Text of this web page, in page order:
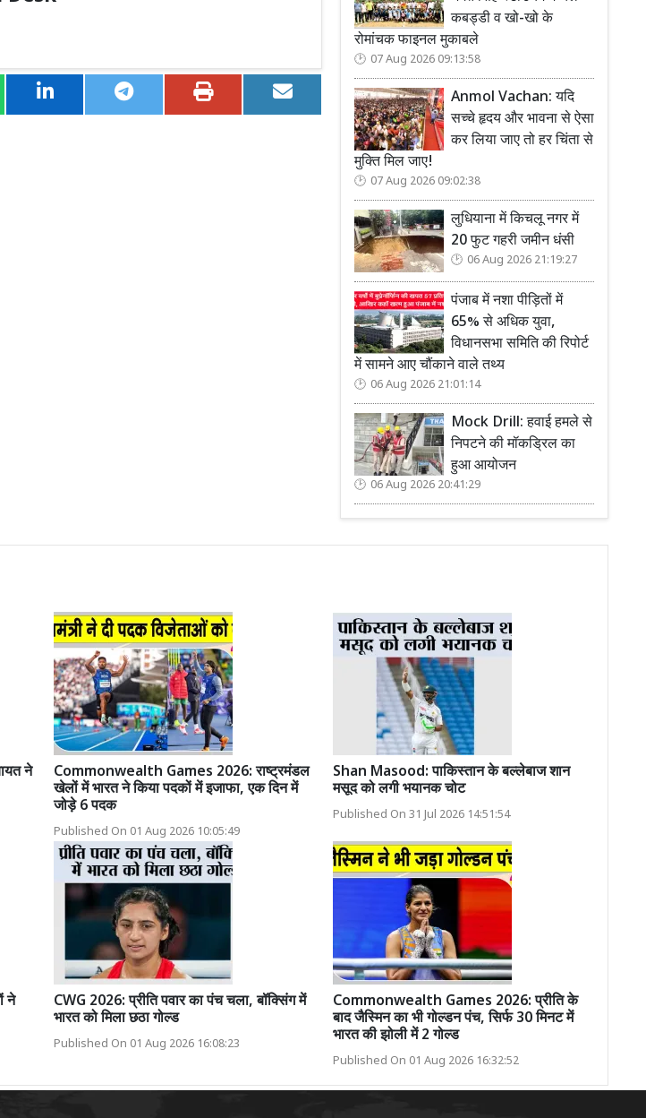
कबड्डी व खो-खो के
रोमांचक फाइनल मुकाबले
07 Aug 2026 09:13:58
Anmol Vachan: यदि
सच्चे हृदय और भावना से ऐसा
कर लिया जाए तो हर चिंता से
मुक्ति मिल जाए!
07 Aug 2026 09:02:38
लुधियाना में किचलू नगर में
20 फुट गहरी जमीन धंसी
06 Aug 2026 21:19:27
पंजाब में नशा पीड़ितों में
65% से अधिक युवा,
विधानसभा समिति की रिपोर्ट
में सामने आए चौंकाने वाले तथ्य
06 Aug 2026 21:01:14
Mock Drill: हवाई हमले से
निपटने की मॉकड्रिल का
हुआ आयोजन
06 Aug 2026 20:41:29
ने
Commonwealth Games 2026: राष्ट्रमंडल
खेलों में भारत ने किया पदकों में इजाफा, एक दिन में
जोड़े 6 पदक
Published On 01 Aug 2026 10:05:49
Shan Masood: पाकिस्तान के बल्लेबाज शान
मसूद को लगी भयानक चोट
Published On 31 Jul 2026 14:51:54
ने
CWG 2026: प्रीति पवार का पंच चला, बॉक्सिंग में
भारत को मिला छठा गोल्ड
Published On 01 Aug 2026 16:08:23
Commonwealth Games 2026: प्रीति के
बाद जैस्मिन का भी गोल्डन पंच, सिर्फ 30 मिनट में
भारत की झोली में 2 गोल्ड
Published On 01 Aug 2026 16:32:52